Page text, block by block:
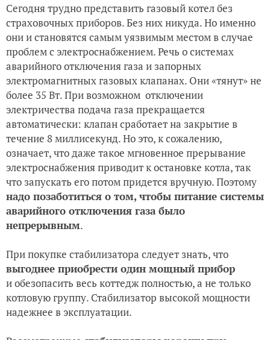
Сегодня трудно представить газовый котел без
страховочных приборов. Без них никуда. Но именно
они и становятся самым уязвимым местом в случае
проблем с электроснабжением. Речь о системах
аварийного отключения газа и запорных
электромагнитных газовых клапанах. Они «тянут» не
более 35 Вт. При возможном отключении
электричества подача газа прекращается
автоматически: клапан сработает на закрытие в
течение 8 миллисекунд. Но это, к сожалению,
означает, что даже такое мгновенное прерывание
электроснабжения приводит к остановке котла, так
что запускать его потом придется вручную. Поэтому
надо позаботиться о том, чтобы питание системы
аварийного отключения газа было
непрерывным.
При покупке стабилизатора следует знать, что
выгоднее приобрести один мощный прибор
и обезопасить весь коттедж полностью, а не только
котловую группу. Стабилизатор высокой мощности
надежнее в эксплуатации.